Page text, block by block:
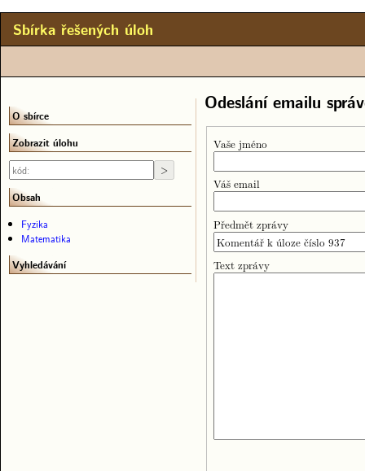
Sbírka řešených úloh
Odeslání emailu
Vaše jméno
Váš email
Předmět zprávy
Text zprávy
O sbírce
Zobrazit úlohu
Obsah
Fyzika
Matematika
Vyhledávání